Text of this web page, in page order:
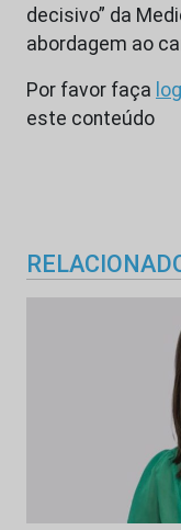
decisivo” da
abordagem ao
Por favor faça
este conteúdo